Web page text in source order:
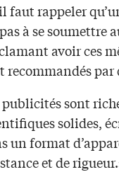
faut rappeler
pas à se
avoir ces
recommandés par
publicités sont
solides,
un format
et de